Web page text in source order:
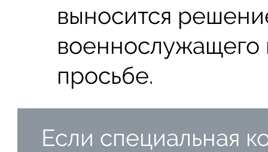
выносится
военнослужащего
просьбе.
Если специальная